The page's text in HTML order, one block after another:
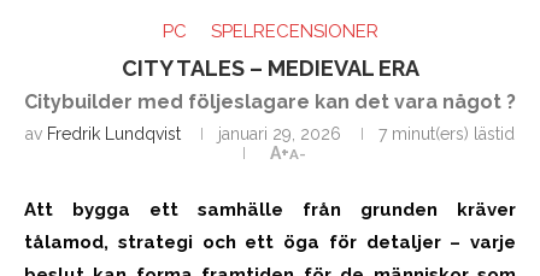
PC SPELRECENSIONER
CITY TALES – MEDIEVAL ERA
Citybuilder med följeslagare kan det vara något ?
av Fredrik Lundqvist januari 29, 2026
7 minut(ers) lästid
A+A-
Att bygga ett samhälle från grunden kräver
tålamod, strategi och ett öga för detaljer – varje